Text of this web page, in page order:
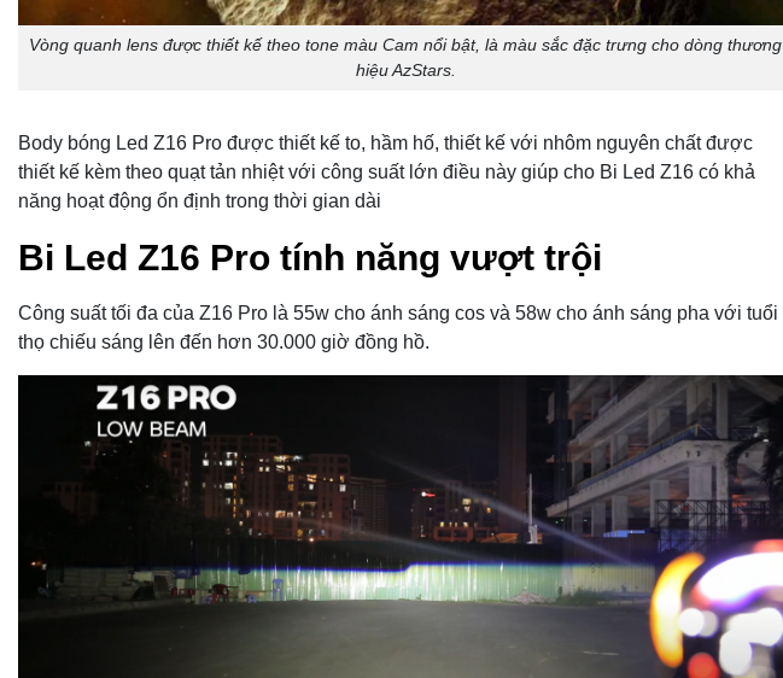
Vòng quanh lens được thiết kế theo tone màu Cam nổi bật, là màu sắc đặc trưng cho dòng thương
hiệu AzStars.
Body bóng Led Z16 Pro được thiết kế to, hầm hố, thiết kế với nhôm nguyên chất được
thiết kế kèm theo quạt tản nhiệt với công suất lớn điều này giúp cho Bi Led Z16 có khả
năng hoạt động ổn định trong thời gian dài
Bi Led Z16 Pro tính năng vượt trội
Công suất tối đa của Z16 Pro là 55w cho ánh sáng cos và 58w cho ánh sáng pha với tuổi
thọ chiếu sáng lên đến hơn 30.000 giờ đồng hồ.